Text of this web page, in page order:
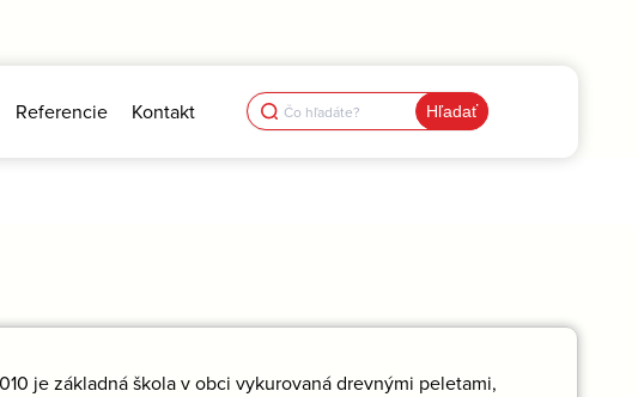
Referencie Kontakt Search
for:
je základná škola v obci vykurovaná drevnými peletami,